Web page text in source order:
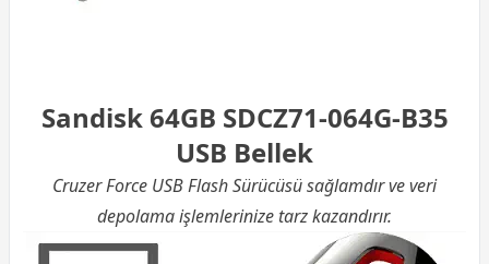
Sandisk 64GB SDCZ71-064G-B35
USB Bellek
Cruzer Force USB Flash Sürücüsü sağlamdır ve veri
depolama işlemlerinize tarz kazandırır.